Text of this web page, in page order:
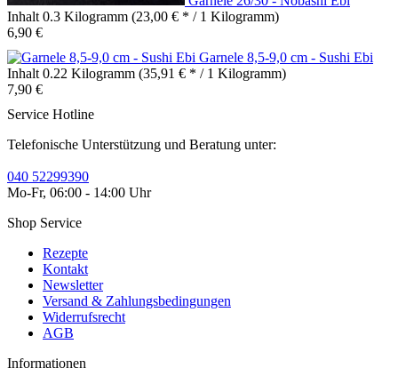
Inhalt 0.3 Kilogramm (23,00 € * / 1 Kilogramm)
6,90 €
Garnele 8,5-9,0 cm - Sushi Ebi
Inhalt 0.22 Kilogramm (35,91 € * / 1 Kilogramm)
7,90 €
Service Hotline
Telefonische Unterstützung und Beratung unter:
040 52299390
Mo-Fr, 06:00 - 14:00 Uhr
Shop Service
Rezepte
Kontakt
Newsletter
Versand & Zahlungsbedingungen
Widerrufsrecht
AGB
Informationen